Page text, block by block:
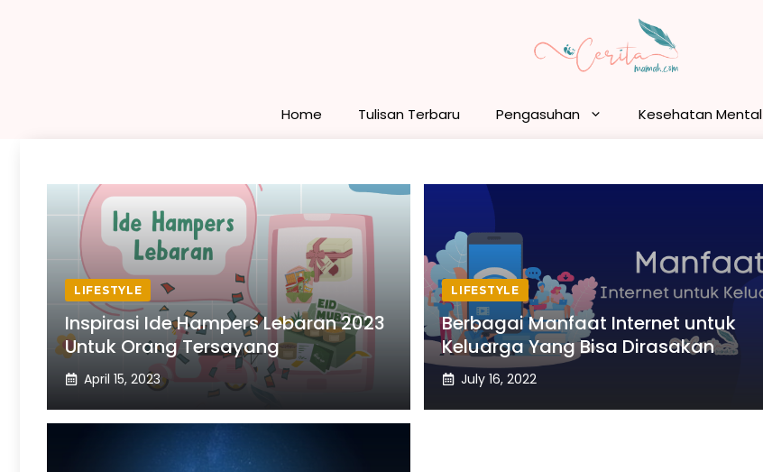
Home Tulisan Terbaru Pengasuhan Kesehatan Mental
LIFESTYLE
Inspirasi Ide Hampers Lebaran 2023
Untuk Orang Tersayang
April 15, 2023
LIFESTYLE
Berbagai Manfaat Internet untuk
Keluarga Yang Bisa Dirasakan
July 16, 2022